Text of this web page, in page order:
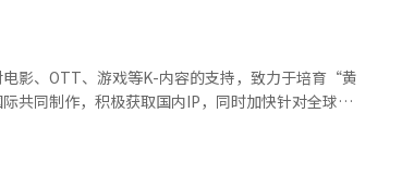
故事。 《长长的夜晚》采用虚幻
》中的虚幻引擎制作经验和实时渲染技术，构建了
邀请，《长长
队的导演与技术实力。 负责国内外发行
※ 本报道经人工智能（AI）系统翻译与编辑。
异而获得无法控制的力量的彼得·帕克，为了保护
法洛等人出演。 《蜘蛛侠：全新一
翻译与编辑。
影、OTT、游戏等K-内容的支持，致力于培育“黄
共同制作，积极获取国内IP，同时加快针对全球市
的多功能圆顶场馆建设，促进内容与旅游的结合。